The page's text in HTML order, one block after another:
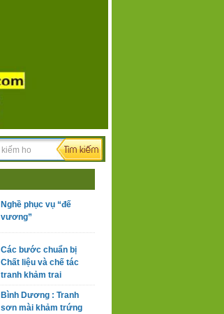
Nghề phục vụ “đế
vương”
Các bước chuẩn bị
Chất liệu và chế tác
tranh khảm trai
Bình Dương : Tranh
sơn mài khảm trứng